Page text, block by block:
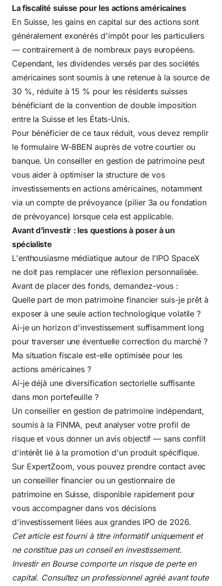
La fiscalité suisse pour les actions américaines
En Suisse, les gains en capital sur des actions sont
généralement exonérés d'impôt pour les particuliers
— contrairement à de nombreux pays européens.
Cependant, les dividendes versés par des sociétés
américaines sont soumis à une retenue à la source de
30 %, réduite à 15 % pour les résidents suisses
bénéficiant de la convention de double imposition
entre la Suisse et les États-Unis.
Pour bénéficier de ce taux réduit, vous devez remplir
le formulaire W-8BEN auprès de votre courtier ou
banque. Un conseiller en gestion de patrimoine peut
vous aider à optimiser la structure de vos
investissements en actions américaines, notamment
via un compte de prévoyance (pilier 3a ou fondation
de prévoyance) lorsque cela est applicable.
Avant d'investir : les questions à poser à un
spécialiste
L'enthousiasme médiatique autour de l'IPO SpaceX
ne doit pas remplacer une réflexion personnalisée.
Avant de placer des fonds, demandez-vous :
Quelle part de mon patrimoine financier suis-je prêt à
exposer à une seule action technologique volatile ?
Ai-je un horizon d'investissement suffisamment long
pour traverser une éventuelle correction du marché ?
Ma situation fiscale est-elle optimisée pour les
actions américaines ?
Ai-je déjà une diversification sectorielle suffisante
dans mon portefeuille ?
Un conseiller en gestion de patrimoine indépendant,
soumis à la FINMA, peut analyser votre profil de
risque et vous donner un avis objectif — sans conflit
d'intérêt lié à la promotion d'un produit spécifique.
Sur ExpertZoom, vous pouvez prendre contact avec
un conseiller financier ou un gestionnaire de
patrimoine en Suisse, disponible rapidement pour
vous accompagner dans vos décisions
d'investissement liées aux grandes IPO de 2026.
Cet article est fourni à titre informatif uniquement et
ne constitue pas un conseil en investissement.
Investir en Bourse comporte un risque de perte en
capital. Consultez un professionnel agréé avant toute